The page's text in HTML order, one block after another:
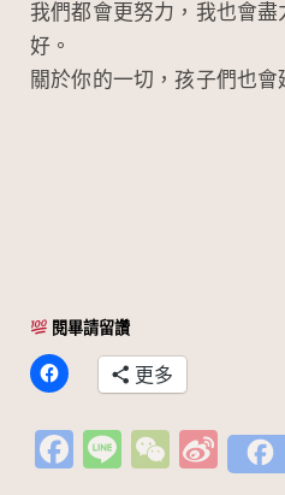
我們都會更努力，我也會
好。
關於你的一切，孩子們也會
閱畢請留讚
更多
Fa Li W Si